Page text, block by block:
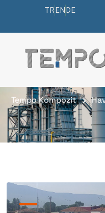
TR EN DE
Portfolio
Havuz
Tempo Kompozit